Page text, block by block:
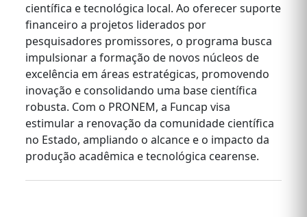
científica e tecnológica local. Ao oferecer suporte
financeiro a projetos liderados por
pesquisadores promissores, o programa busca
impulsionar a formação de novos núcleos de
excelência em áreas estratégicas, promovendo
inovação e consolidando uma base científica
robusta. Com o PRONEM, a Funcap visa
estimular a renovação da comunidade científica
no Estado, ampliando o alcance e o impacto da
produção acadêmica e tecnológica cearense.